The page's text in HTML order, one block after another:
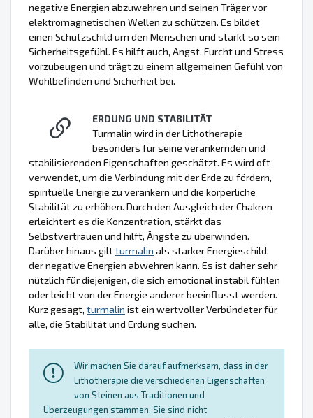
negative Energien abzuwehren und seinen Träger vor
elektromagnetischen Wellen zu schützen. Es bildet
einen Schutzschild um den Menschen und stärkt so sein
Sicherheitsgefühl. Es hilft auch, Angst, Furcht und Stress
vorzubeugen und trägt zu einem allgemeinen Gefühl von
Wohlbefinden und Sicherheit bei.
ERDUNG UND STABILITÄT
Turmalin wird in der Lithotherapie
besonders für seine verankernden und
stabilisierenden Eigenschaften geschätzt. Es wird oft
verwendet, um die Verbindung mit der Erde zu fördern,
spirituelle Energie zu verankern und die körperliche
Stabilität zu erhöhen. Durch den Ausgleich der Chakren
erleichtert es die Konzentration, stärkt das
Selbstvertrauen und hilft, Ängste zu überwinden.
Darüber hinaus giltturmalin als starker Energieschild,
der negative Energien abwehren kann. Es ist daher sehr
nützlich für diejenigen, die sich emotional instabil fühlen
oder leicht von der Energie anderer beeinflusst werden.
Kurz gesagt, turmalin ist ein wertvoller Verbündeter für
alle, die Stabilität und Erdung suchen.
Wir machen Sie darauf aufmerksam, dass in der
Lithotherapie die verschiedenen Eigenschaften
von Steinen aus Traditionen und
Überzeugungen stammen. Sie sind nicht